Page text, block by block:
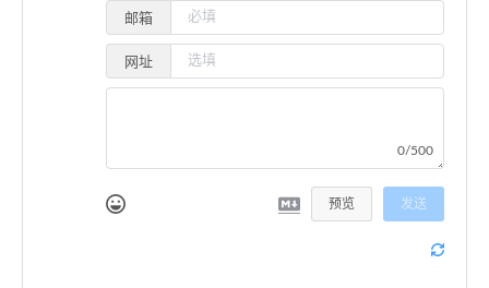
邮箱
网址
0/500
预览 发送